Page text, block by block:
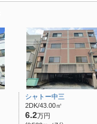
シャトー中三
2DK/43.00㎡
6.2万円